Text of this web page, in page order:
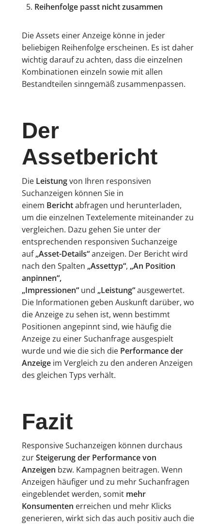
Reihenfolge passt nicht zusammen
Die Assets einer Anzeige könne in jeder
beliebigen Reihenfolge erscheinen. Es ist daher
wichtig darauf zu achten, dass die einzelnen
Kombinationen einzeln sowie mit allen
Bestandteilen sinngemäß zusammenpassen.
Der
Assetbericht
Die Leistungvon Ihren responsiven
Suchanzeigen können Sie in
einem Berichtabfragen und herunterladen,
um die einzelnen Textelemente miteinander zu
vergleichen. Dazu gehen Sie unter der
entsprechenden responsiven Suchanzeige
auf„Asset-Details“anzeigen. Der Bericht wird
nach den Spalten „Assettyp“, „An Position
anpinnen“,
„Impressionen“und „Leistung“ausgewertet.
Die Informationen geben Auskunft darüber, wo
die Anzeige zu sehen ist, wenn bestimmt
Positionen angepinnt sind, wie häufig die
Anzeige zu einer Suchanfrage ausgespielt
wurde und wie die sich die Performance der
Anzeigeim Vergleich zu den anderen Anzeigen
des gleichen Typs verhält.
Fazit
Responsive Suchanzeigen können durchaus
zurSteigerung der Performance von
Anzeigen bzw. Kampagnen beitragen. Wenn
Anzeigen häufiger und zu mehr Suchanfragen
eingeblendet werden, somit mehr
Konsumenten erreichen und mehr Klicks
generieren, wirkt sich das auch positiv auch die